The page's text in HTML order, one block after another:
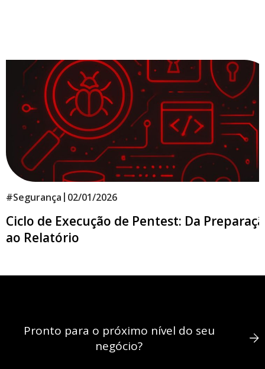
#Segurança | 02/01/2026
Ciclo de Execução de Pentest: Da
ao Relatório
Pronto para o próximo nível do seu
negócio?